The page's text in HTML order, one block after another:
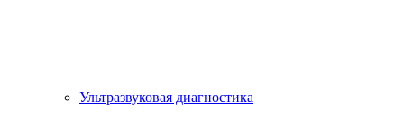
Ультразвуковая диагностика